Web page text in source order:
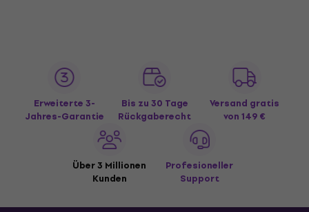
Erweiterte 3-
Jahres-Garantie
Bis zu 30 Tage
Rückgaberecht
Versand gratis
von 149 €
Über 3 Millionen
Kunden
Profesioneller
Support